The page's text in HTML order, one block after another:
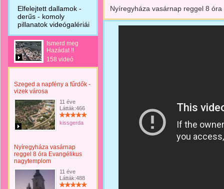
Elfelejtett dallamok -
derűs - komoly
pillanatok videógalériái
Ismerd meg
Hazádat !!
158 videó
Szeged a napfény a fűrdők -
vizek városa
11 éve
Látták:466
kissgerda
Nyíregyháza vasárnap
reggel 8 óra Evangélikus
nagytemplom
11 éve
Látták:488
Nyíregyháza vasárnap reggel 8